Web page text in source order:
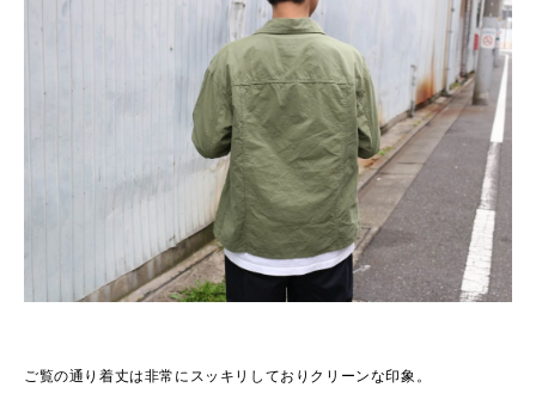
ご覧の通り着丈は非常にスッキリしておりクリーンな印象。